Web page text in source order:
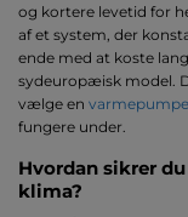
og kortere levetid for
af et system, der
ende med at koste
sydeuropæisk model.
vælge en varmepumpe
fungere under.
Hvordan sikrer
klima?